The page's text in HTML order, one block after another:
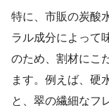
特に、市販の炭酸
ラル成分によって
のため、割材にこ
ます。例えば、硬
と、翠の繊細なフ